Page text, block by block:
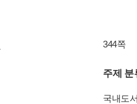
344쪽
주제 분
국내도